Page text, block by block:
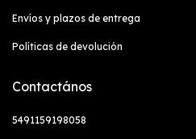
Envíos y plazos de entrega
Políticas de devolución
Contactános
5491159198058